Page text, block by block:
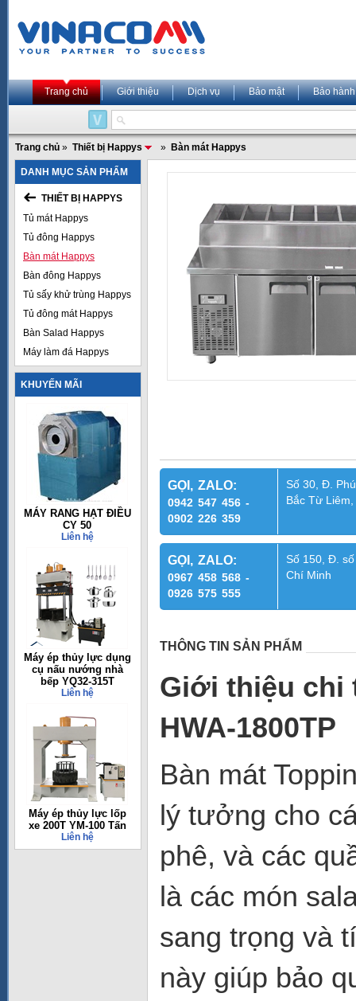
Trang chủ Giới thiệu Dịch vụ Bảo mật Bảo hành
Trang chủ » Thiết bị Happys » Bàn mát Happys
DANH MỤC SẢN PHẨM
THIẾT BỊ HAPPYS
Tủ mát Happys
Tủ đông Happys
Bàn mát Happys
Bàn đông Happys
Tủ sấy khử trùng Happys
Tủ đông mát Happys
Bàn Salad Happys
Máy làm đá Happys
KHUYẾN MÃI
MÁY RANG HẠT ĐIỀU
CY 50
Liên hệ
Máy ép thủy lực dụng
cụ nấu nướng nhà
bếp YQ32-315T
Liên hệ
Máy ép thủy lực lốp
xe 200T YM-100 Tấn
Liên hệ
GỌI, ZALO:
0942 547 456 -
0902 226 359
Số 30, Đ.
Bắc Từ
GỌI, ZALO:
0967 458 568 -
0926 575 555
Số 150, Đ.
Chí Minh
THÔNG TIN SẢN PHẨM
Giới thiệu chi
HWA-1800TP
Bàn mát
lý tưởng cho
phê, và các
là các món
sang trọng và
này giúp bảo